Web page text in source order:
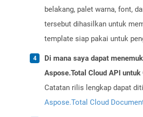
belakang, palet warna, font,
tersebut dihasilkan untuk
template siap pakai untuk
Di mana saya dapat
Aspose.Total Cloud API untuk
Catatan rilis lengkap dapat
Aspose.Total Cloud